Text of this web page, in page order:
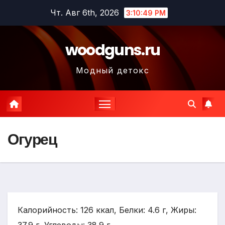
содержимому
Чт. Авг 6th, 2026 3:10:50 PM
woodguns.ru
Модный детокс
Огурец
Калорийность: 126 ккал, Белки: 4.6 г, Жиры: